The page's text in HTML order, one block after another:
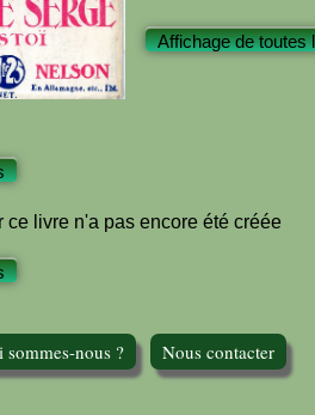
Affichage de toutes
ce livre n'a pas encore été créée
sommes-nous ? Nous contacter